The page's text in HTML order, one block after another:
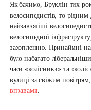
Як бачимо, Бруклін тих
велосипедистів, то
найзавзятіші
велосипедної
захопленню. Принаймні
було набагато
часи «колісники» та
вулиці за свіжим
вправами.